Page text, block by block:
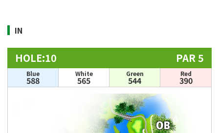
IN
HOLE:10 PAR 5
Blue
588
White
565
Green
544
Red
390